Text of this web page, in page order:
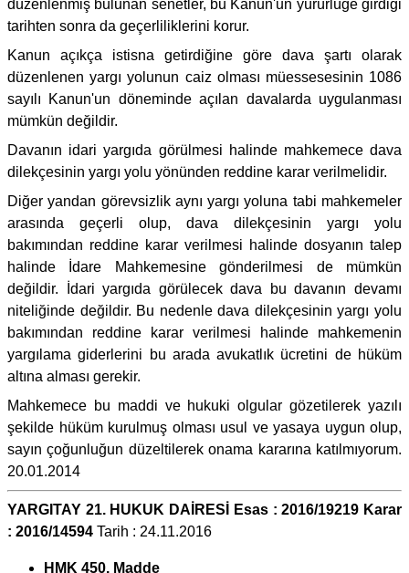
düzenlenmiş bulunan senetler, bu Kanun'un yürürlüğe girdiği
tarihten sonra da geçerliliklerini korur.
Kanun açıkça istisna getirdiğine göre dava şartı olarak
düzenlenen yargı yolunun caiz olması müessesesinin 1086
sayılı Kanun'un döneminde açılan davalarda uygulanması
mümkün değildir.
Davanın idari yargıda görülmesi halinde mahkemece dava
dilekçesinin yargı yolu yönünden reddine karar verilmelidir.
Diğer yandan görevsizlik aynı yargı yoluna tabi mahkemeler
arasında geçerli olup, dava dilekçesinin yargı yolu
bakımından reddine karar verilmesi halinde dosyanın talep
halinde İdare Mahkemesine gönderilmesi de mümkün
değildir. İdari yargıda görülecek dava bu davanın devamı
niteliğinde değildir. Bu nedenle dava dilekçesinin yargı yolu
bakımından reddine karar verilmesi halinde mahkemenin
yargılama giderlerini bu arada avukatlık ücretini de hüküm
altına alması gerekir.
Mahkemece bu maddi ve hukuki olgular gözetilerek yazılı
şekilde hüküm kurulmuş olması usul ve yasaya uygun olup,
sayın çoğunluğun düzeltilerek onama kararına katılmıyorum.
20.01.2014
YARGITAY 21. HUKUK DAİRESİ Esas : 2016/19219 Karar
: 2016/14594 Tarih : 24.11.2016
HMK 450. Madde